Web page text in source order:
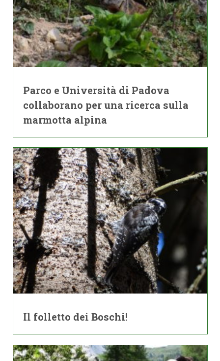
Parco e Università di Padova
collaborano per una ricerca sulla
marmotta alpina
Il folletto dei Boschi!